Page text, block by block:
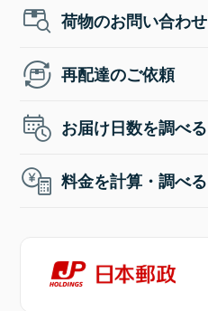
荷物のお問い合わせ
再配達のご依頼
お届け日数を調べる
料金を計算・調べる